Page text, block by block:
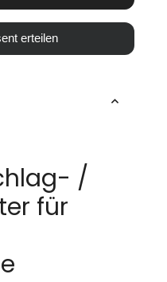
erteilen
/
für